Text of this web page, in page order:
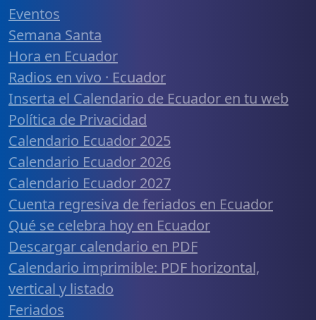
Eventos
Semana Santa
Hora en Ecuador
Radios en vivo · Ecuador
Inserta el Calendario de Ecuador en tu web
Política de Privacidad
Calendario Ecuador 2025
Calendario Ecuador 2026
Calendario Ecuador 2027
Cuenta regresiva de feriados en Ecuador
Qué se celebra hoy en Ecuador
Descargar calendario en PDF
Calendario imprimible: PDF horizontal,
vertical y listado
Feriados